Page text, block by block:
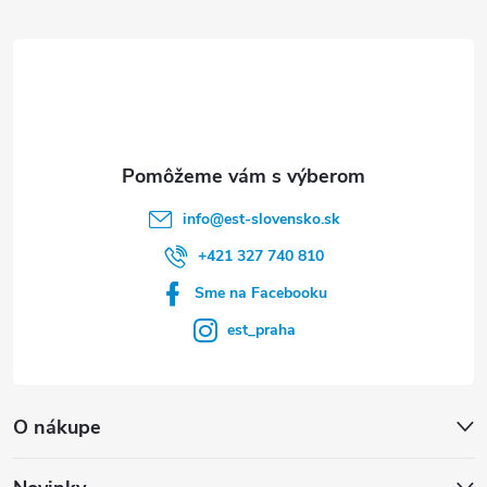
O nákupe
info@est-slovensko.sk
+421 327 740 810
Sme na Facebooku
est_praha